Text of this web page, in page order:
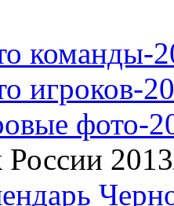
команды-
игроков-
фото-
России